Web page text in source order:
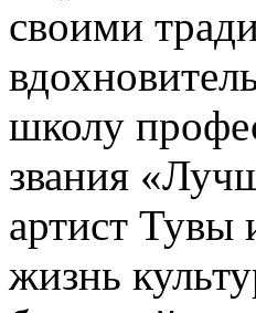
своими
школу
звания
артист Тувы
жизнь